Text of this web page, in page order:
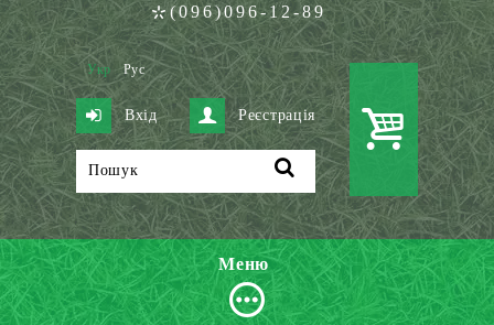
(096)096-12-89
Укр Рус
Вхід Реєстрація
Меню